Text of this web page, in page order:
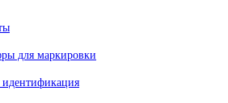
для маркировки
идентификация